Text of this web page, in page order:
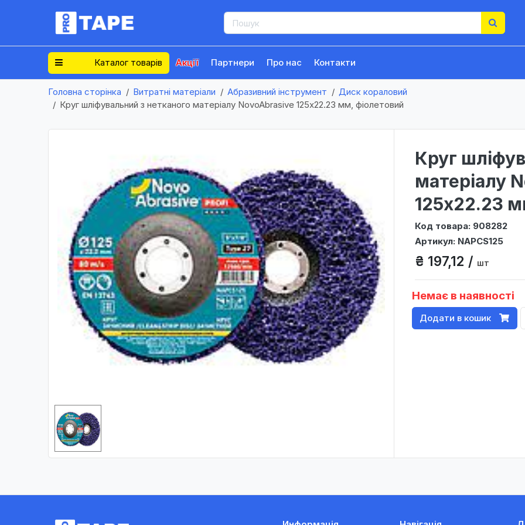
Каталог товарів Акції Партнери Про нас Контакти
Головна сторінка Витратні матеріали Абразивний інструмент
Диск кораловий
Круг шліфувальний з нетканого матеріалу NovoAbrasive 125х22.23 мм, фіолетовий
Круг
матеріалу
125х22.23
Код товара: 908282
Артикул: NAPCS125
₴ 197,12 / шт
Немає в наявності
Додати в кошик